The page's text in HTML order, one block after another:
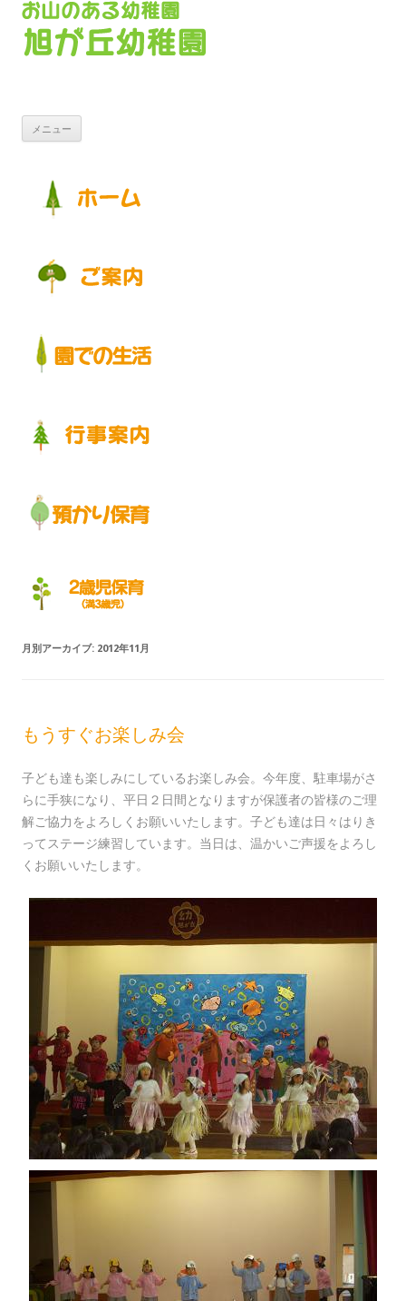
メニュー
月別アーカイブ: 2012年11月
もうすぐお楽しみ会
子ども達も楽しみにしているお楽しみ会。今年度、駐車場がさ
らに手狭になり、平日２日間となりますが保護者の皆様のご理
解ご協力をよろしくお願いいたします。子ども達は日々はりき
ってステージ練習しています。当日は、温かいご声援をよろし
くお願いいたします。